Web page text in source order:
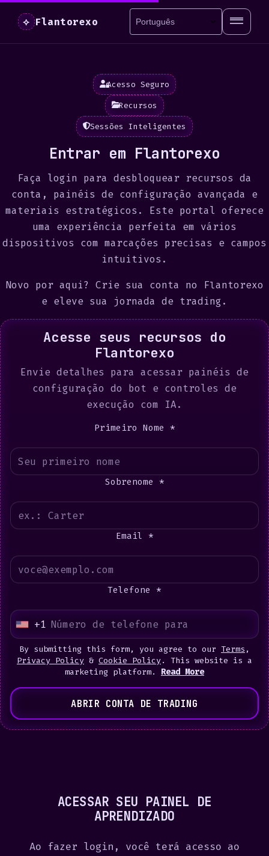
⟡ Flantorexo
Acesso Seguro
Recursos
Sessões Inteligentes
Entrar em Flantorexo
Faça login para desbloquear recursos da
conta, painéis de configuração avançada e
materiais estratégicos. Este portal oferece
uma experiência perfeita em vários
dispositivos com marcações precisas e campos
intuitivos.
Novo por aqui? Crie sua conta no Flantorexo
e eleve sua jornada de trading.
Acesse seus recursos do
Flantorexo
Envie detalhes para acessar painéis de
configuração do bot e controles de
execução com IA.
Primeiro Nome *
Sobrenome *
Email *
Telefone *
U
n
i
S
+1
By submitting this form, you agree to our Terms ,
Privacy Policy & Cookie Policy. This website is a
marketing platform. Read More
ABRIR CONTA DE TRADING
ACESSAR SEU PAINEL DE
APRENDIZADO
Ao fazer login, você terá acesso ao